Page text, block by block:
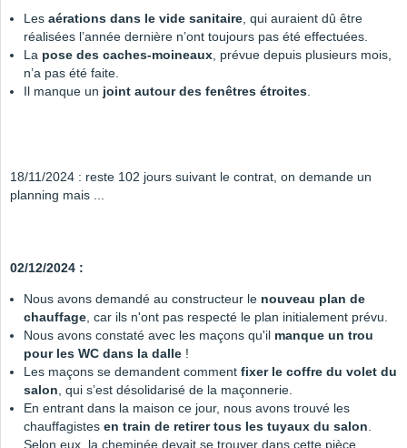
Les aérations dans le vide sanitaire, qui auraient dû être
réalisées l’année dernière n’ont toujours pas été effectuées.
La pose des caches-moineaux, prévue depuis plusieurs mois,
n’a pas été faite.
Il manque un joint autour des fenêtres étroites.
18/11/2024 : reste 102 jours suivant le contrat, on demande un
planning mais ...
02/12/2024 :
Nous avons demandé au constructeur le nouveau plan de
chauffage, car ils n'ont pas respecté le plan initialement prévu.
Nous avons constaté avec les maçons qu'il manque un trou
pour les WC dans la dalle !
Les maçons se demandent comment fixer le coffre du volet du
salon, qui s’est désolidarisé de la maçonnerie.
En entrant dans la maison ce jour, nous avons trouvé les
chauffagistes en train de retirer tous les tuyaux du salon.
Selon eux, la cheminée devait se trouver dans cette pièce…